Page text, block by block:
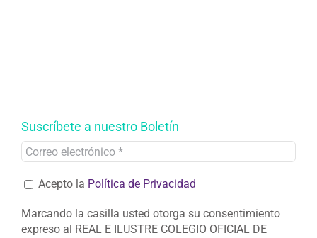
Suscríbete a nuestro Boletín
Acepto la Política de Privacidad
Marcando la casilla usted otorga su consentimiento
expreso al REAL E ILUSTRE COLEGIO OFICIAL DE